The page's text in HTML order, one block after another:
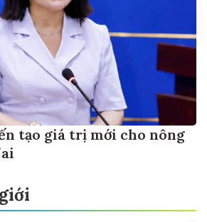
tạo giá trị mới cho nông